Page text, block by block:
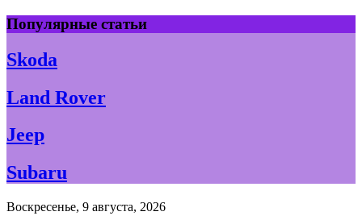
Skip
to
content
Популярные статьи
Skoda
Land Rover
Jeep
Subaru
Воскресенье, 9 августа, 2026